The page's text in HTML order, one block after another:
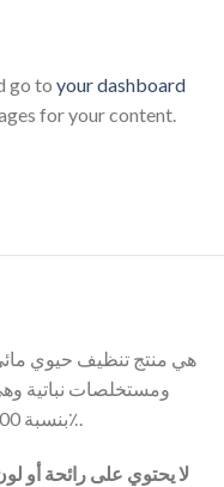
go to your dashboard
for your content.
الزيوت والدهون بطريقة ökologische بنسبة 100٪.